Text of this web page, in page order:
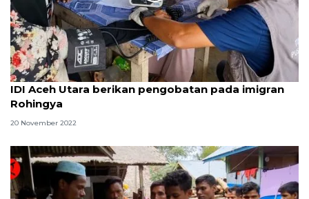
IDI Aceh Utara berikan pengobatan pada imigran
Rohingya
20 November 2022